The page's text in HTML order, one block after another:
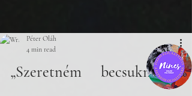
Péter Oláh
4 min read
„Szeretném becsukni a